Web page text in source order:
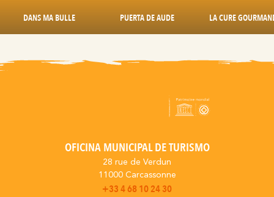
DANS MA BULLE PUERTA DE AUDE LA CURE
OFICINA MUNICIPAL DE TURISMO
28 rue de Verdun
11000 Carcassonne
+33 4 68 10 24 30